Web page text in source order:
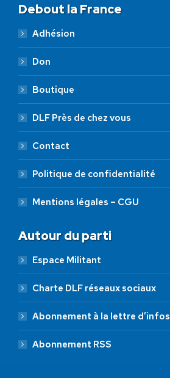
Debout la France
Adhésion
Don
Boutique
DLF Près de chez vous
Contact
Politique de confidentialité
Mentions légales – CGU
Autour du parti
Espace Militant
Charte DLF réseaux sociaux
Abonnement à la lettre d’infos
Abonnement RSS